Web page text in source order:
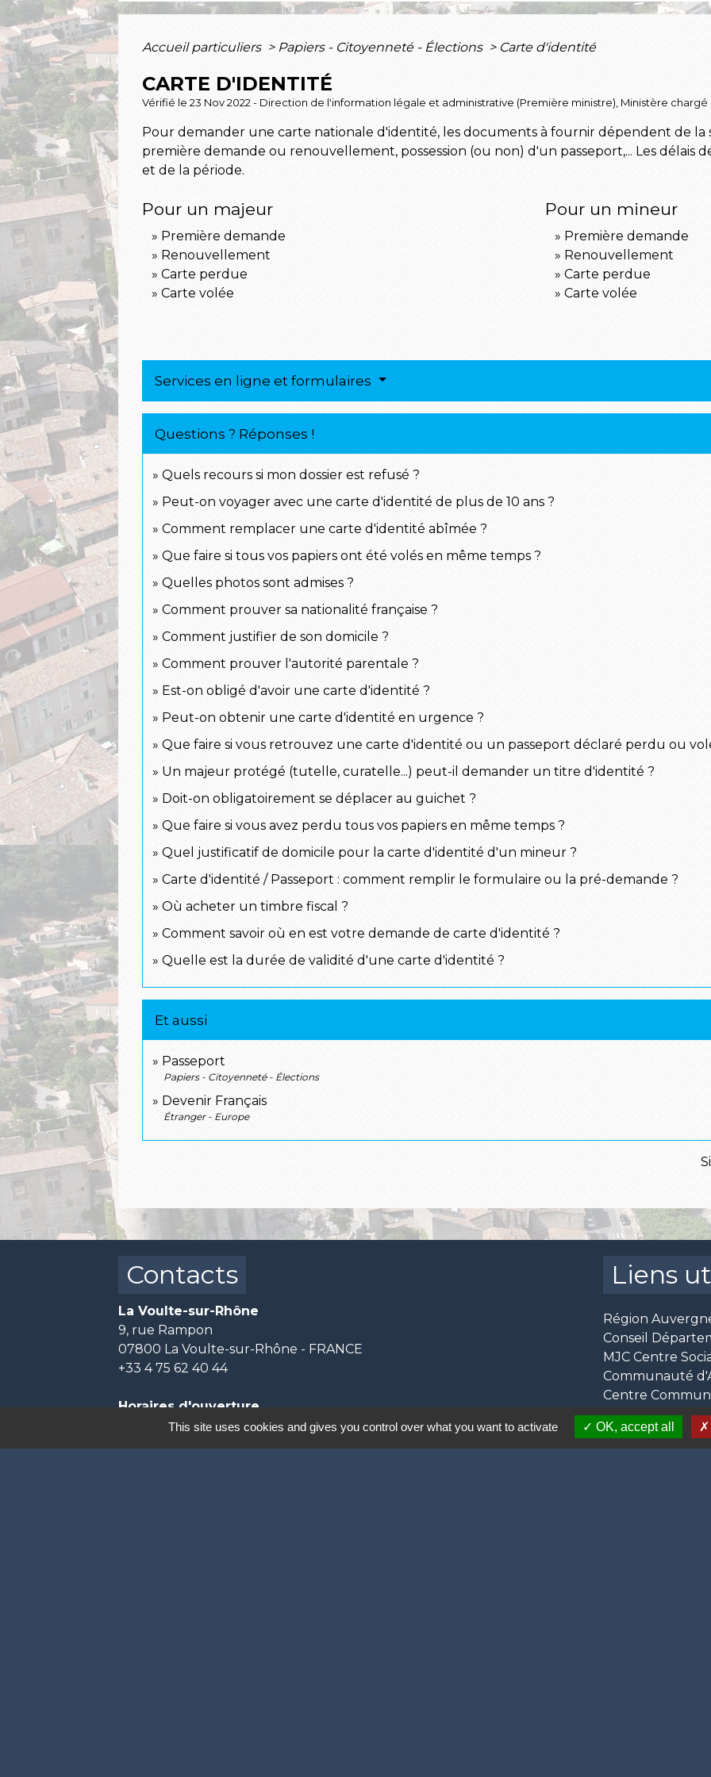
Accueil particuliers > Papiers - Citoyenneté - Élections > Carte d'identité
CARTE D'IDENTITÉ
Vérifié le 23 Nov 2022 - Direction de l'information légale et administrative (Première ministre), Ministère
Pour demander une carte nationale d'identité, les documents à fournir dépendent de la
première demande ou renouvellement, possession (ou non) d'un passeport,... Les délais
et de la période.
Pour un majeur
Première demande
Renouvellement
Carte perdue
Carte volée
Pour un mineur
Première demande
Renouvellement
Carte perdue
Carte volée
Services en ligne et formulaires
Questions ? Réponses !
Quels recours si mon dossier est refusé ?
Peut-on voyager avec une carte d'identité de plus de 10 ans ?
Comment remplacer une carte d'identité abîmée ?
Que faire si tous vos papiers ont été volés en même temps ?
Quelles photos sont admises ?
Comment prouver sa nationalité française ?
Comment justifier de son domicile ?
Comment prouver l'autorité parentale ?
Est-on obligé d'avoir une carte d'identité ?
Peut-on obtenir une carte d'identité en urgence ?
Que faire si vous retrouvez une carte d'identité ou un passeport déclaré perdu ou
Un majeur protégé (tutelle, curatelle...) peut-il demander un titre d'identité ?
Doit-on obligatoirement se déplacer au guichet ?
Que faire si vous avez perdu tous vos papiers en même temps ?
Quel justificatif de domicile pour la carte d'identité d'un mineur ?
Carte d'identité / Passeport : comment remplir le formulaire ou la pré-demande ?
Où acheter un timbre fiscal ?
Comment savoir où en est votre demande de carte d'identité ?
Quelle est la durée de validité d'une carte d'identité ?
Et aussi
Passeport
Papiers - Citoyenneté - Élections
Devenir Français
Étranger - Europe
Contacts
La Voulte-sur-Rhône
9, rue Rampon
07800 La Voulte-sur-Rhône - FRANCE
+33 4 75 62 40 44
Horaires d'ouverture
Lundi, mercredi et vendredi :
Liens
Région
Conseil
MJC Centre
Communauté
Centre
This site uses cookies and gives you control over what you want to activate OK, accept all